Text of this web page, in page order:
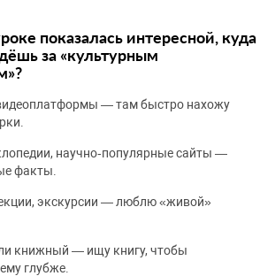
показалась интересной, куда
за «культурным
— там быстро нахожу
научно‑популярные сайты —
факты.
экскурсии — люблю «живой»
книжный — ищу книгу, чтобы
глубже.